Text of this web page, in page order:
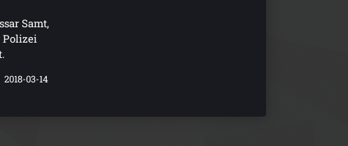
Samt,
Polizei
2018-03-14